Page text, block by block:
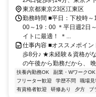
＊東雲小中学校前バス停
ますので総武線、都営新
東京都東京23区江東区
勤務時間 ■平日：下校時
00～19：00 ＊平日週2日
イトに最適！ ＊...
仕事内容 ■オススメポイ
歩8分♪ ★未経験＆資格が
の午後から勤務だから、
扶養内勤務OK 副業・WワークOK
フリーター歓迎
学歴不問 職場見
有資格者歓迎
研修あり 夕方 ブ